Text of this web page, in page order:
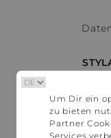
Um Dir ein
zu bieten
Partner
Services